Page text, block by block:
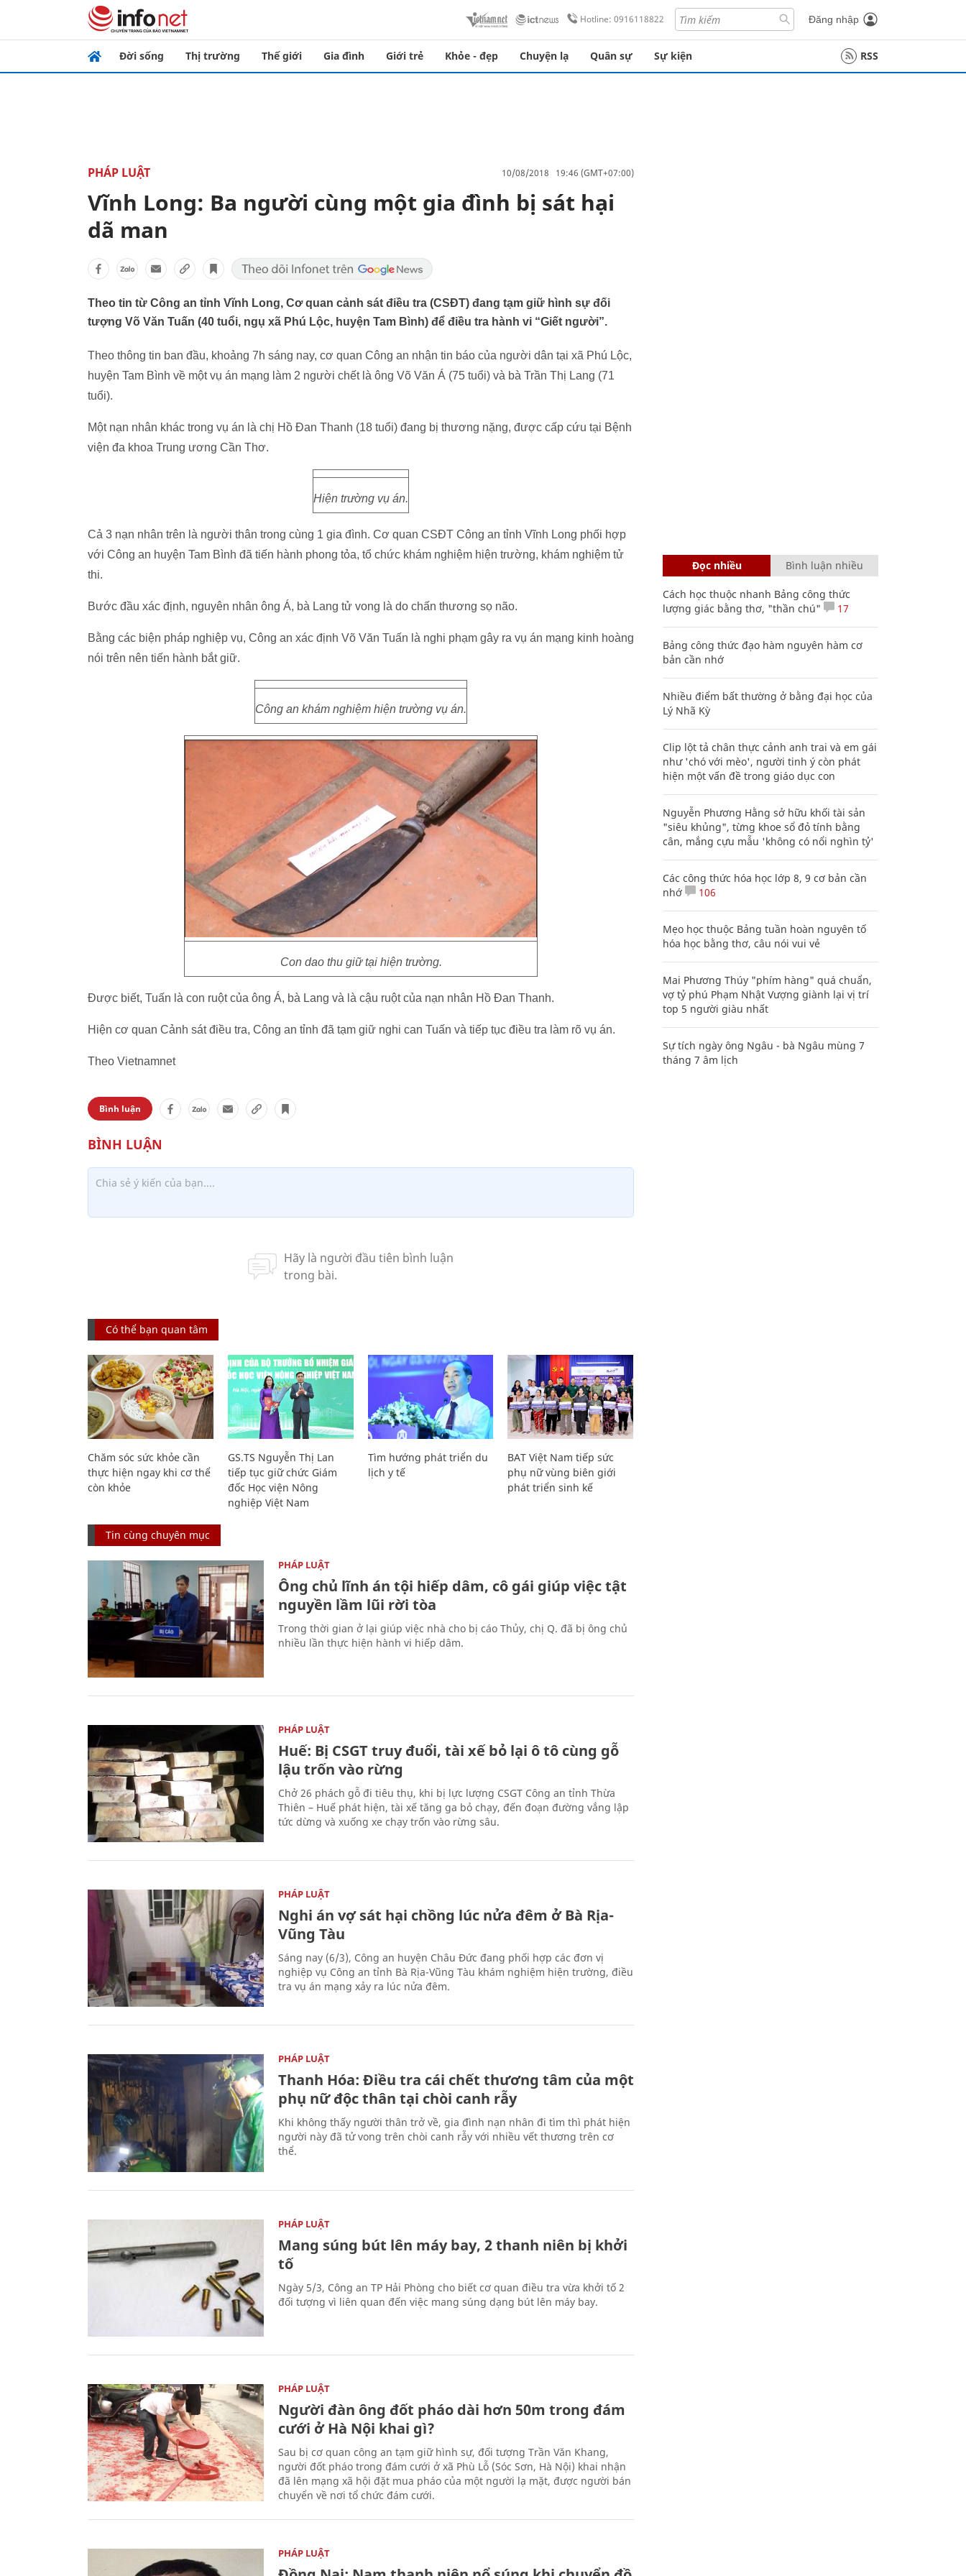
Hotline: 0916118822 Đăng nhập
Đời sống Thị trường Thế giới Gia đình Giới trẻ Khỏe - đẹp Chuyện lạ Quân sự Sự kiện RSS
PHÁP LUẬT 10/08/2018 19:46 (GMT+07:00)
Vĩnh Long: Ba người cùng một gia đình bị sát hại
dã man
Theo tin từ Công an tỉnh Vĩnh Long, Cơ quan cảnh sát điều tra (CSĐT) đang tạm giữ hình sự đối
tượng Võ Văn Tuấn (40 tuổi, ngụ xã Phú Lộc, huyện Tam Bình) để điều tra hành vi “Giết người”.
Theo thông tin ban đầu, khoảng 7h sáng nay, cơ quan Công an nhận tin báo của người dân tại xã Phú Lộc,
huyện Tam Bình về một vụ án mạng làm 2 người chết là ông Võ Văn Á (75 tuổi) và bà Trần Thị Lang (71
tuổi).
Một nạn nhân khác trong vụ án là chị Hồ Đan Thanh (18 tuổi) đang bị thương nặng, được cấp cứu tại Bệnh
viện đa khoa Trung ương Cần Thơ.
Hiện trường vụ án.
Cả 3 nạn nhân trên là người thân trong cùng 1 gia đình. Cơ quan CSĐT Công an tỉnh Vĩnh Long phối hợp
với Công an huyện Tam Bình đã tiến hành phong tỏa, tổ chức khám nghiệm hiện trường, khám nghiệm tử
thi.
Bước đầu xác định, nguyên nhân ông Á, bà Lang tử vong là do chấn thương sọ não.
Bằng các biện pháp nghiệp vụ, Công an xác định Võ Văn Tuấn là nghi phạm gây ra vụ án mạng kinh hoàng
nói trên nên tiến hành bắt giữ.
Công an khám nghiệm hiện trường vụ án.
Con dao thu giữ tại hiện trường.
Được biết, Tuấn là con ruột của ông Á, bà Lang và là cậu ruột của nạn nhân Hồ Đan Thanh.
Hiện cơ quan Cảnh sát điều tra, Công an tỉnh đã tạm giữ nghi can Tuấn và tiếp tục điều tra làm rõ vụ án.
Theo Vietnamnet
Bình luận
Có thể bạn quan tâm
Chăm sóc sức khỏe cần
thực hiện ngay khi cơ thể
còn khỏe
GS.TS Nguyễn Thị Lan
tiếp tục giữ chức Giám
đốc Học viện Nông
nghiệp Việt Nam
Tìm hướng phát triển du
lịch y tế
BAT Việt Nam tiếp sức
phụ nữ vùng biên giới
phát triển sinh kế
Tin cùng chuyên mục
PHÁP LUẬT
Ông chủ lĩnh án tội hiếp dâm, cô gái giúp việc tật
nguyền lầm lũi rời tòa
Trong thời gian ở lại giúp việc nhà cho bị cáo Thủy, chị Q. đã bị ông chủ
nhiều lần thực hiện hành vi hiếp dâm.
PHÁP LUẬT
Huế: Bị CSGT truy đuổi, tài xế bỏ lại ô tô cùng gỗ
lậu trốn vào rừng
Chở 26 phách gỗ đi tiêu thụ, khi bị lực lượng CSGT Công an tỉnh Thừa
Thiên – Huế phát hiện, tài xế tăng ga bỏ chạy, đến đoạn đường vắng lập
tức dừng và xuống xe chạy trốn vào rừng sâu.
PHÁP LUẬT
Nghi án vợ sát hại chồng lúc nửa đêm ở Bà Rịa-
Vũng Tàu
Sáng nay (6/3), Công an huyện Châu Đức đang phối hợp các đơn vị
nghiệp vụ Công an tỉnh Bà Rịa-Vũng Tàu khám nghiệm hiện trường, điều
tra vụ án mạng xảy ra lúc nửa đêm.
PHÁP LUẬT
Thanh Hóa: Điều tra cái chết thương tâm của một
phụ nữ độc thân tại chòi canh rẫy
Khi không thấy người thân trở về, gia đình nạn nhân đi tìm thì phát hiện
người này đã tử vong trên chòi canh rẫy với nhiều vết thương trên cơ
thể.
PHÁP LUẬT
Mang súng bút lên máy bay, 2 thanh niên bị khởi
tố
Ngày 5/3, Công an TP Hải Phòng cho biết cơ quan điều tra vừa khởi tố 2
đối tượng vì liên quan đến việc mang súng dạng bút lên máy bay.
PHÁP LUẬT
Người đàn ông đốt pháo dài hơn 50m trong đám
cưới ở Hà Nội khai gì?
Sau bị cơ quan công an tạm giữ hình sự, đối tượng Trần Văn Khang,
người đốt pháo trong đám cưới ở xã Phù Lỗ (Sóc Sơn, Hà Nội) khai nhận
đã lên mạng xã hội đặt mua pháo của một người lạ mặt, được người bán
chuyển về nơi tổ chức đám cưới.
PHÁP LUẬT
Đọc nhiều Bình luận nhiều
Cách học thuộc nhanh Bảng công thức
lượng giác bằng thơ, "thần chú"
17
Bảng công thức đạo hàm nguyên hàm cơ
bản cần nhớ
Nhiều điểm bất thường ở bằng đại học của
Lý Nhã Kỳ
Clip lột tả chân thực cảnh anh trai và em gái
như 'chó với mèo', người tinh ý còn phát
hiện một vấn đề trong giáo dục con
Nguyễn Phương Hằng sở hữu khối tài sản
"siêu khủng", từng khoe sổ đỏ tính bằng
cân, mắng cựu mẫu 'không có nổi nghìn tỷ'
Các công thức hóa học lớp 8, 9 cơ bản cần
nhớ
106
Mẹo học thuộc Bảng tuần hoàn nguyên tố
hóa học bằng thơ, câu nói vui vẻ
Mai Phương Thúy "phím hàng" quá chuẩn,
vợ tỷ phú Phạm Nhật Vượng giành lại vị trí
top 5 người giàu nhất
Sự tích ngày ông Ngâu - bà Ngâu mùng 7
tháng 7 âm lịch